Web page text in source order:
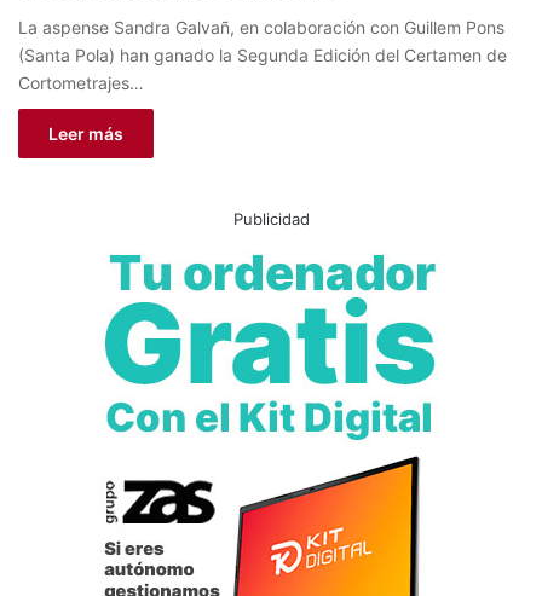
La aspense Sandra Galvañ, en colaboración con Guillem Pons
(Santa Pola) han ganado la Segunda Edición del Certamen de
Cortometrajes…
Leer más
Publicidad